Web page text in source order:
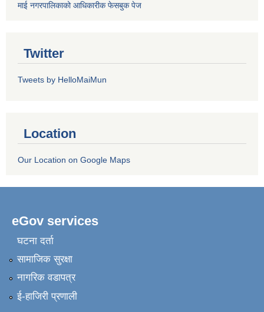
माई नगरपालिकाको आधिकारीक फेसबुक पेज
Twitter
Tweets by HelloMaiMun
Location
Our Location on Google Maps
eGov services
घटना दर्ता
सामाजिक सुरक्षा
नागरिक वडापत्र
ई-हाजिरी प्रणाली